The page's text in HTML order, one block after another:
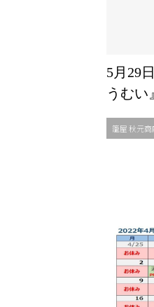
5月29
うむい
籠屋 秋元商